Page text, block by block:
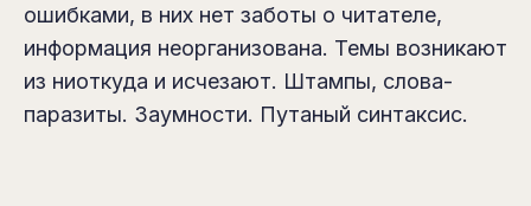
ошибками, в них нет заботы о читателе,
информация неорганизована. Темы возникают
из ниоткуда и исчезают. Штампы, слова-
паразиты. Заумности. Путаный синтаксис.